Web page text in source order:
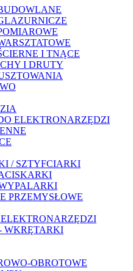
I TNĄCE
I DRUTY
ELEKTRONARZĘDZI
/ SZTYFCIARKI
PRZEMYSŁOWE
ELEKTRONARZĘDZI
WKRĘTARKI
OBROTOWE